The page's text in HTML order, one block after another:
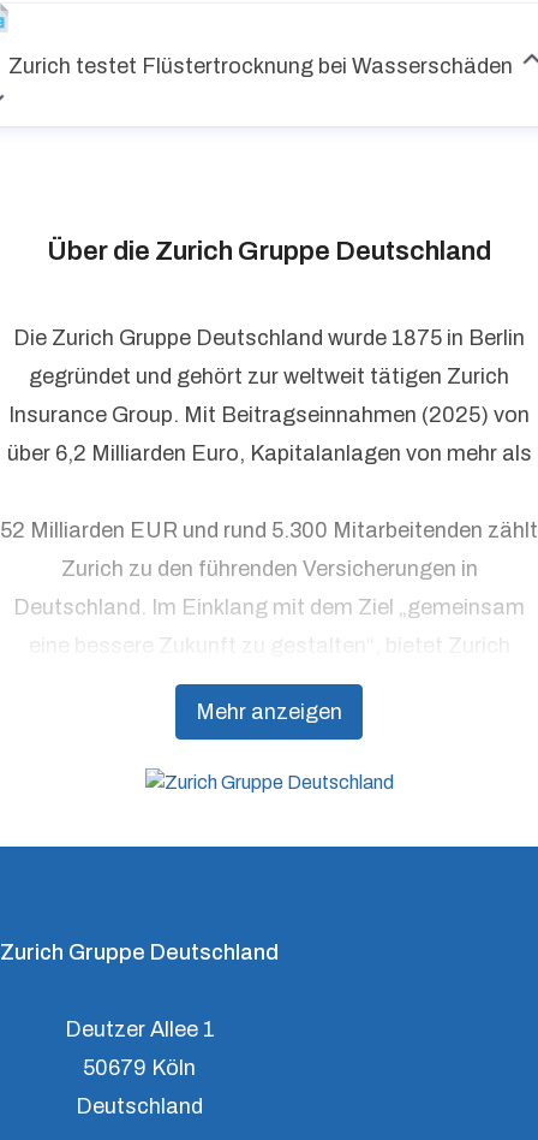
Zurich testet Flüstertrocknung bei Wasserschäden
Über die Zurich Gruppe Deutschland
Mehr anzeigen
Die Zurich Gruppe Deutschland wurde 1875 in Berlin
gegründet und gehört zur weltweit tätigen Zurich
Insurance Group. Mit Beitragseinnahmen (2025) von
über 6,2 Milliarden Euro, Kapitalanlagen von mehr als
52 Milliarden EUR und rund 5.300 Mitarbeitenden zählt
Zurich zu den führenden Versicherungen in
Deutschland. Im Einklang mit dem Ziel „gemeinsam
eine bessere Zukunft zu gestalten“, bietet Zurich
Präventionsdienstleistungen an, die über traditionelle
Versicherungsprodukte hinausgehen, um Kunden
Zurich Gruppe Deutschland
Deutzer Allee 1
50679 Köln
Deutschland